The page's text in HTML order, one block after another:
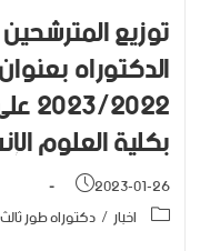
توزيع
الدكتوراه
بكلية العلوم
2023-01-26
اخبار/دكتوراه طور ثالث